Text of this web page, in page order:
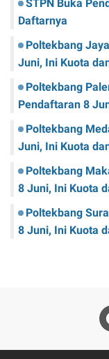
STPN Buka
Daftarnya
Poltekbang
Juni, Ini Kuota
Poltekbang
Pendaftaran 8
Poltekbang
Juni, Ini Kuota
Poltekbang
8 Juni, Ini Kuota
Poltekbang
8 Juni, Ini Kuota